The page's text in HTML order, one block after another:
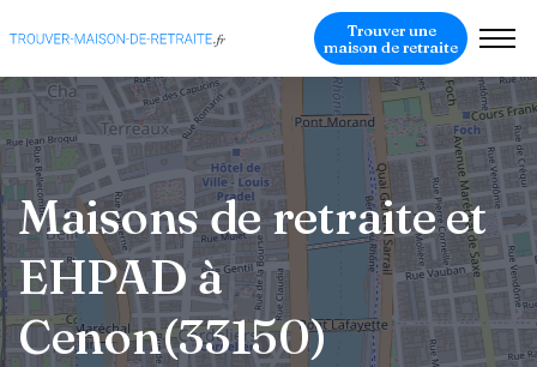
Trouver une
maison de retraite
Maisons de retraite et
EHPAD à
Cenon(33150)